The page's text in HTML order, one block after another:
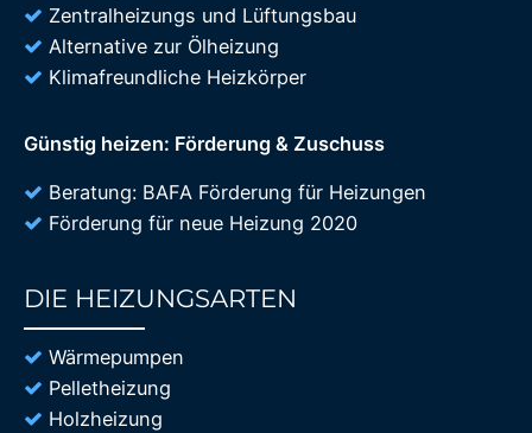
Zentralheizungs und Lüftungsbau
Alternative zur Ölheizung
Klimafreundliche Heizkörper
Günstig heizen: Förderung & Zuschuss
Beratung: BAFA Förderung für Heizungen
Förderung für neue Heizung 2020
DIE HEIZUNGSARTEN
Wärmepumpen
Pelletheizung
Holzheizung